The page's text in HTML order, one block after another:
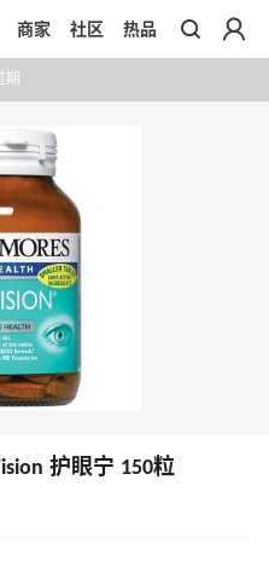
商家 社区 热品
期
护眼宁 150粒